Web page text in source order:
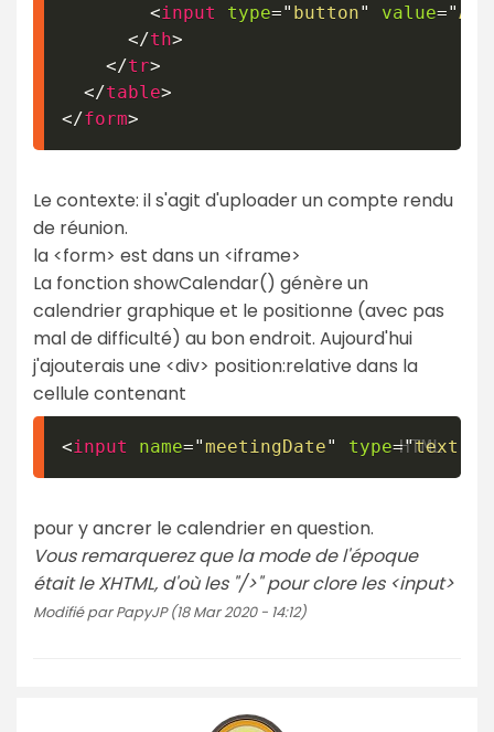
<input type=" button" value="
</th>
</tr>
</table>
</form>
Le contexte: il s'agit d'uploader un compte rendu
de réunion.
la <form> est dans un <iframe>
La fonction showCalendar() génère un
calendrier graphique et le positionne (avec pas
mal de difficulté) au bon endroit. Aujourd'hui
j'ajouterais une <div> position:relative dans la
cellule contenant
<input name="meetingDate" type="text
pour y ancrer le calendrier en question.
Vous remarquerez que la mode de l'époque
était le XHTML, d'où les "/>" pour clore les <input>
Modifié par PapyJP (18 Mar 2020 - 14:12)